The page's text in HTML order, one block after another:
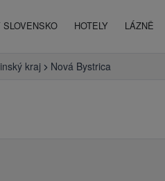
SLOVENSKO HOTELY LÁZNĚ
kraj Nová Bystrica